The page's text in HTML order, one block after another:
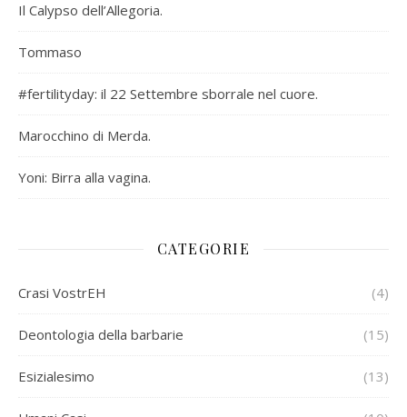
Il Calypso dell’Allegoria.
Tommaso
#fertilityday: il 22 Settembre sborrale nel cuore.
Marocchino di Merda.
Yoni: Birra alla vagina.
CATEGORIE
Crasi VostrEH (4)
Deontologia della barbarie (15)
Esizialesimo (13)